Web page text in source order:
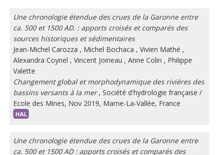
Une chronologie étendue des crues de la Garonne entre
ca. 500 et 1500 AD. : apports croisés et comparés des
sources historiques et sédimentaires
Jean-Michel Carozza , Michel Bochaca , Vivien Mathé ,
Alexandra Coynel , Vincent Joineau , Anne Colin , Philippe
Valette
Changement global et morphodynamique des rivières des
bassins versants à la mer, Société d'hydrologie française /
Ecole des Mines, Nov 2019, Marne-La-Vallée, France
Une chronologie étendue des crues de la Garonne entre
ca. 500 et 1500 AD : apports croisés et comparés des